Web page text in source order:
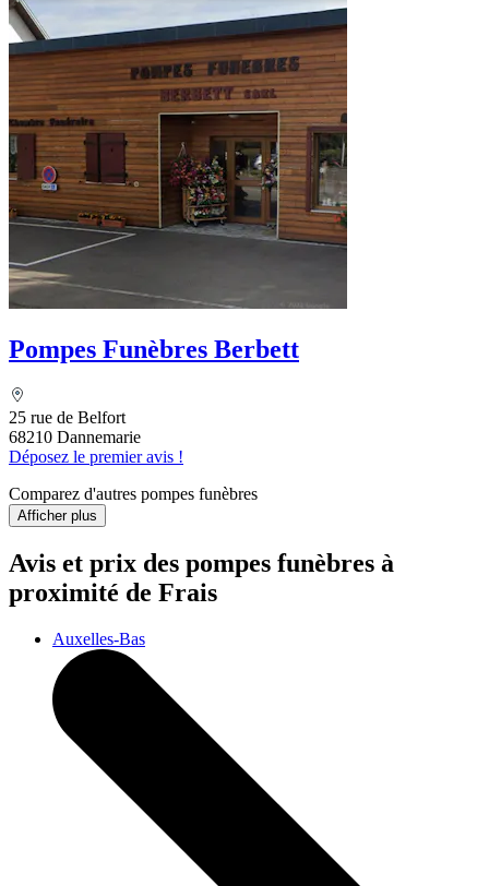
Pompes Funèbres Berbett
25 rue de Belfort
68210 Dannemarie
Déposez le premier avis !
Comparez d'autres pompes funèbres
Afficher plus
Avis et prix des pompes funèbres à
proximité de Frais
Auxelles-Bas